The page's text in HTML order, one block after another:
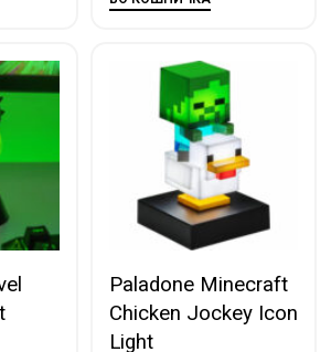
Paladone Minecraft
Chicken Jockey Icon
Light